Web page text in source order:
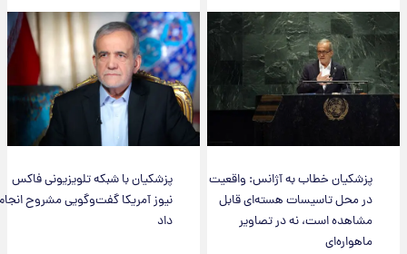
پزشکیان خطاب به آژانس: واقعیت
در محل تاسیسات هسته‌ای قابل
مشاهده است، نه در تصاویر
ماهواره‌ای
پزشکیان با شبکه تلویزیونی فاکس
نیوز آمریکا گفت‌وگویی مشروح انجام
داد